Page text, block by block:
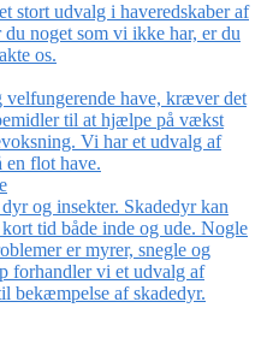
stort udvalg i haveredskaber af
noget som vi ikke har, er du
os.
velfungerende have, kræver det
til at hjælpe på vækst
Vi har et udvalg af
en flot have.
og insekter. Skadedyr kan
tid både inde og ude. Nogle
er myrer, snegle og
forhandler vi et udvalg af
bekæmpelse af skadedyr.